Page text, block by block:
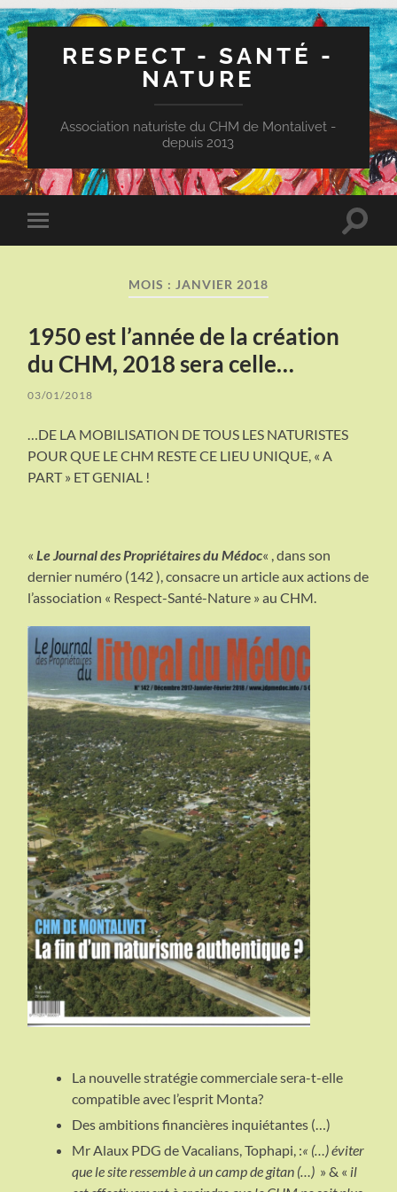
RESPECT - SANTÉ -
NATURE
Association naturiste du CHM de Montalivet -
depuis 2013
Toggle
mobile
Toggle
MOIS : JANVIER 2018
1950 est l’année de la création
du CHM, 2018 sera celle…
03/01/2018
…DE LA MOBILISATION DE TOUS LES NATURISTES
POUR QUE LE CHM RESTE CE LIEU UNIQUE, « A
PART » ET GENIAL !
«Le Journal des Propriétaires du Médoc« , dans son
dernier numéro (142 ), consacre un article aux actions de
l’association « Respect-Santé-Nature » au CHM.
La nouvelle stratégie commerciale sera-t-elle
compatible avec l’esprit Monta?
Des ambitions financières inquiétantes (…)
Mr Alaux PDG de Vacalians, Tophapi, :« (…) éviter
que le site ressemble à un camp de gitan (…) » & « il